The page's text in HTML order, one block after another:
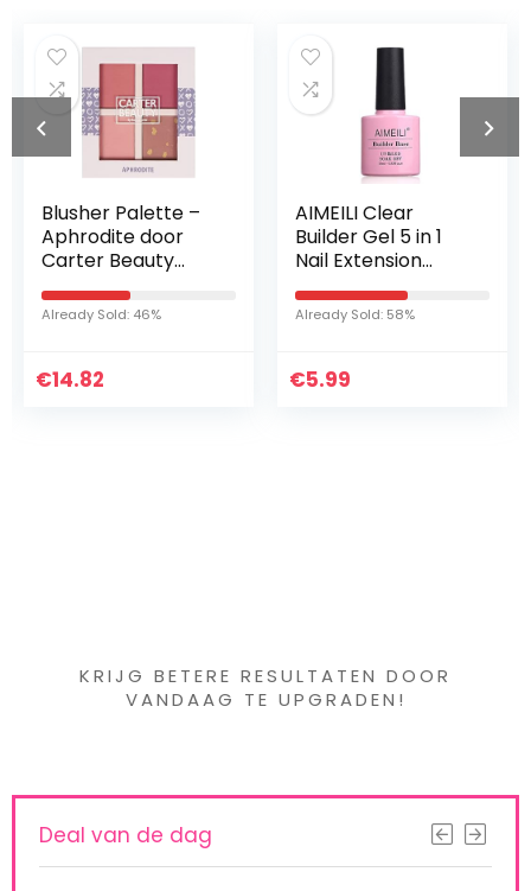
Blusher Palette –
Aphrodite door
Carter Beauty
voor Vrouwen –
13.6 oz Blush
Already Sold: 46%
€14.82
AIMEILI Clear
Builder Gel 5 in 1
Nail Extension
Builder Base Gel
Nagellak UV LED
Gellack Soak Off
voor…
Already Sold: 58%
€5.99
KRIJG BETERE RESULTATEN DOOR
VANDAAG TE UPGRADEN!
Deal van de dag